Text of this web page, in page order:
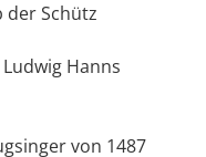
der Schütz
Hanns
von 1487